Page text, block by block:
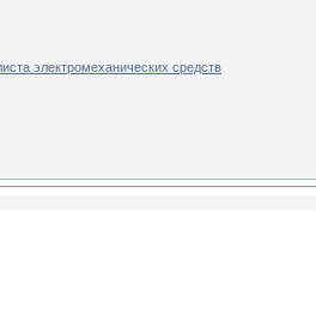
электромеханических средств